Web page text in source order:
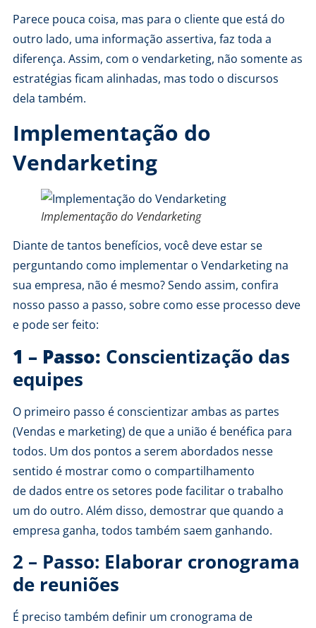
Parece pouca coisa, mas para o cliente que está do
outro lado, uma informação assertiva, faz toda a
diferença. Assim, com o vendarketing, não somente as
estratégias ficam alinhadas, mas todo o discursos
dela também.
Implementação do
Vendarketing
Implementação do Vendarketing
Diante de tantos benefícios, você deve estar se
perguntando como implementar o Vendarketing na
sua empresa, não é mesmo? Sendo assim, confira
nosso passo a passo, sobre como esse processo deve
e pode ser feito:
1 – Passo: Conscientização das
equipes
O primeiro passo é conscientizar ambas as partes
(Vendas e marketing) de que a união é benéfica para
todos. Um dos pontos a serem abordados nesse
sentido é mostrar como o compartilhamento
dedados entre os setores pode facilitar o trabalho
um do outro. Além disso, demostrar que quando a
empresa ganha, todos também saem ganhando.
2 – Passo: Elaborar cronograma
de reuniões
É preciso também definir um cronograma de